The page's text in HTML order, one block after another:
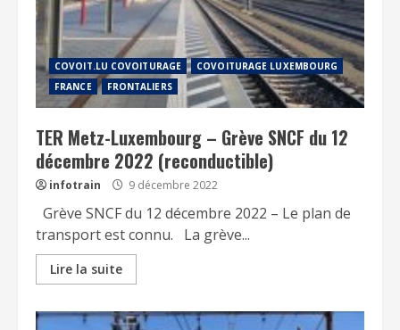
COVOIT.LU COVOITURAGE
COVOITURAGE LUXEMBOURG
FRANCE
FRONTALIERS
TER Metz-Luxembourg – Grève SNCF du 12
décembre 2022 (reconductible)
infotrain 9 décembre 2022
Grève SNCF du 12 décembre 2022 – Le plan de
transport est connu. La grève...
Lire la suite